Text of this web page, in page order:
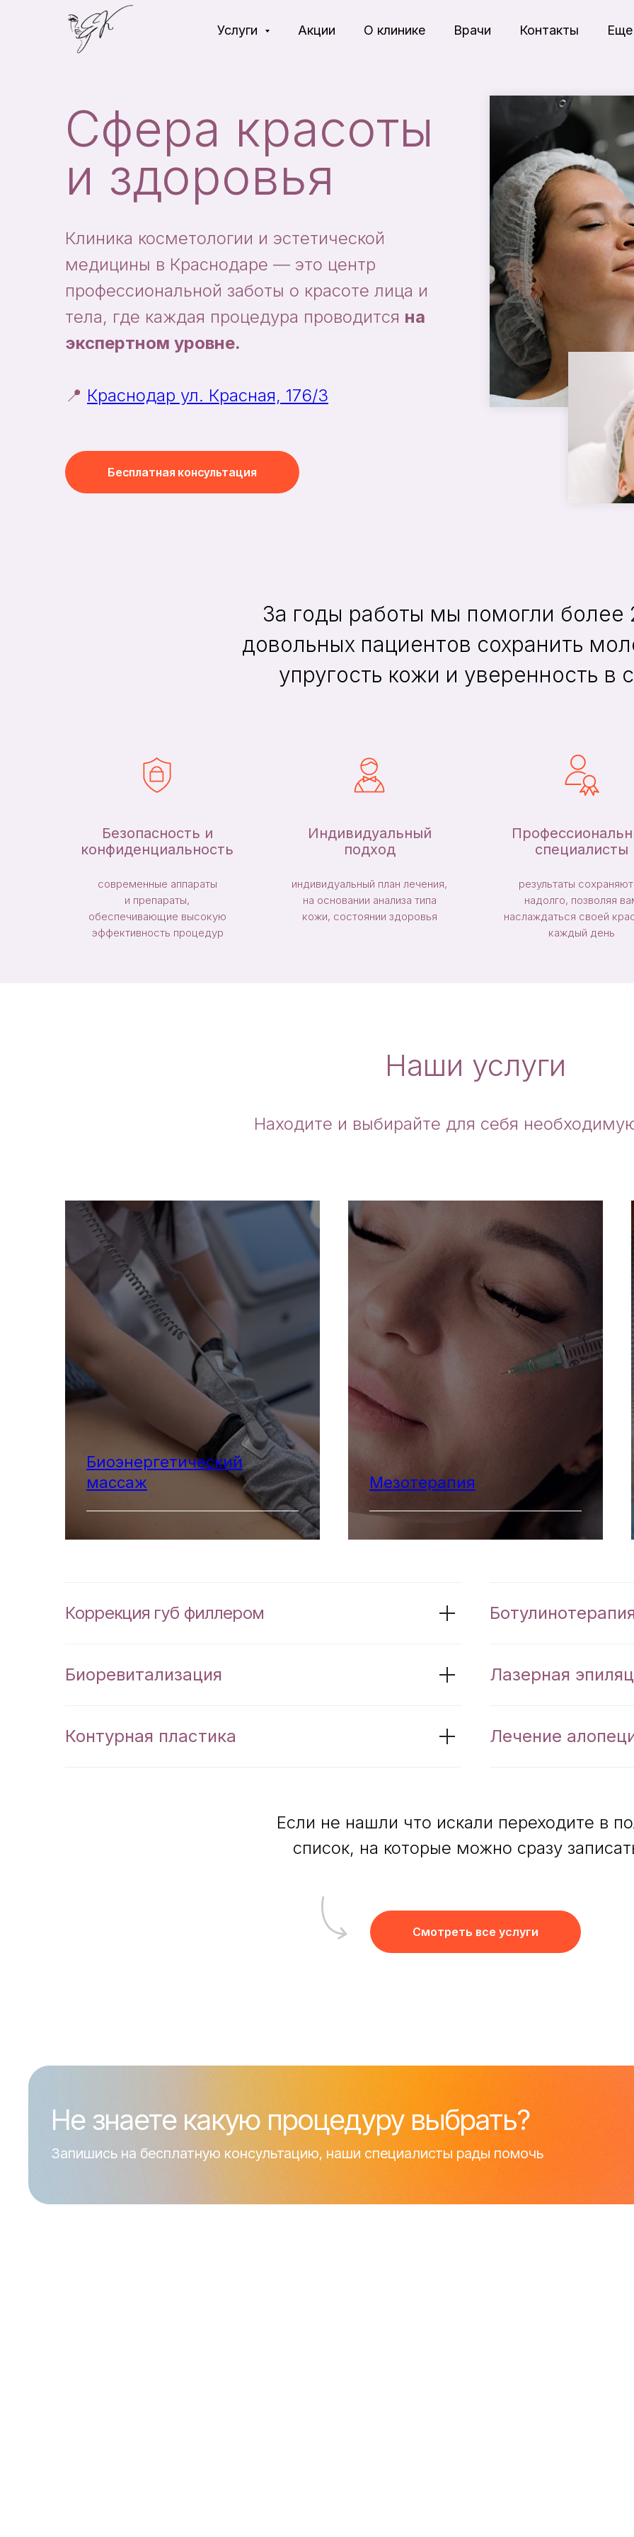
Услуги Акции О клинике Врачи Контакты Еще
Сфера красоты
и здоровья
Клиника косметологии и эстетической
медицины в Краснодаре — это центр
профессиональной заботы о красоте лица и
тела, где каждая процедура проводится на
экспертном уровне.
📍 Краснодар ул. Красная, 176/3
Бесплатная консультация
За годы работы мы помогли более
довольных пациентов сохранить
упругость кожи и уверенность в
Безопасность и
конфиденциальность
современные аппараты
и препараты,
обеспечивающие высокую
эффективность процедур
Индивидуальный
подход
индивидуальный план лечения,
на основании анализа типа
кожи, состоянии здоровья
специалисты
результаты
надолго, позволяя
наслаждаться своей
каждый день
Наши услуги
Находите и выбирайте для себя
Биоэнергетический
массаж
Мезотерапия
Коррекция губ филлером
Биоревитализация
Контурная пластика
Лазерная
Лечение
Если не нашли что искали переходите в
список, на которые можно сразу
Смотреть все услуги
Не знаете какую процедуру выбрать?
Запишись на бесплатную консультацию, наши специалисты рады помочь